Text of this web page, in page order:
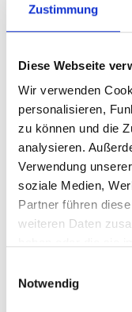
Zustimmung
Diese Webseite
Wir verwenden
personalisieren,
zu können und die
analysieren.
Verwendung
soziale Medien,
Partner führen
weiteren Daten
Notwendig
Produktdetails